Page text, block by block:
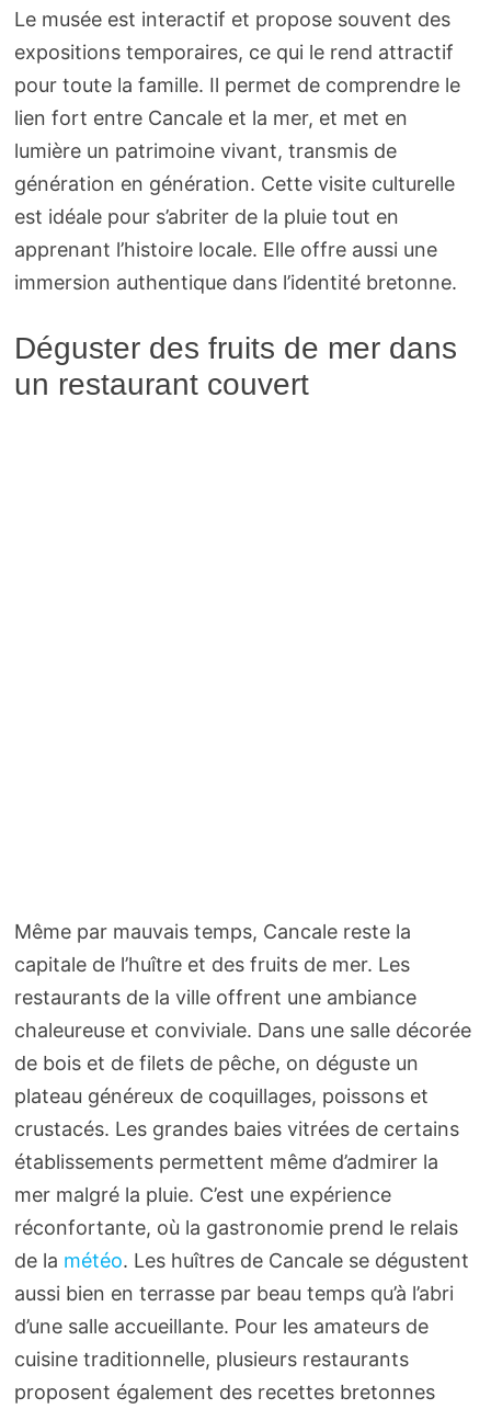
Le musée est interactif et propose souvent des
expositions temporaires, ce qui le rend attractif
pour toute la famille. Il permet de comprendre le
lien fort entre Cancale et la mer, et met en
lumière un patrimoine vivant, transmis de
génération en génération. Cette visite culturelle
est idéale pour s’abriter de la pluie tout en
apprenant l’histoire locale. Elle offre aussi une
immersion authentique dans l’identité bretonne.
Déguster des fruits de mer dans
un restaurant couvert
Même par mauvais temps, Cancale reste la
capitale de l’huître et des fruits de mer. Les
restaurants de la ville offrent une ambiance
chaleureuse et conviviale. Dans une salle décorée
de bois et de filets de pêche, on déguste un
plateau généreux de coquillages, poissons et
crustacés. Les grandes baies vitrées de certains
établissements permettent même d’admirer la
mer malgré la pluie. C’est une expérience
réconfortante, où la gastronomie prend le relais
de la météo. Les huîtres de Cancale se dégustent
aussi bien en terrasse par beau temps qu’à l’abri
d’une salle accueillante. Pour les amateurs de
cuisine traditionnelle, plusieurs restaurants
proposent également des recettes bretonnes